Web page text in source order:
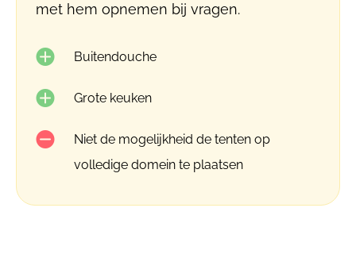
met hem opnemen bij vragen.
Buitendouche
Grote keuken
Niet de mogelijkheid de tenten op
volledige domein te plaatsen